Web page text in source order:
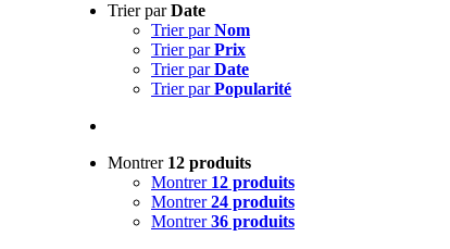
Trier parDate
Trier parNom
Trier parPrix
Trier parDate
Trier parPopularité
Montrer 12 produits
Montrer 12 produits
Montrer24 produits
Montrer36 produits